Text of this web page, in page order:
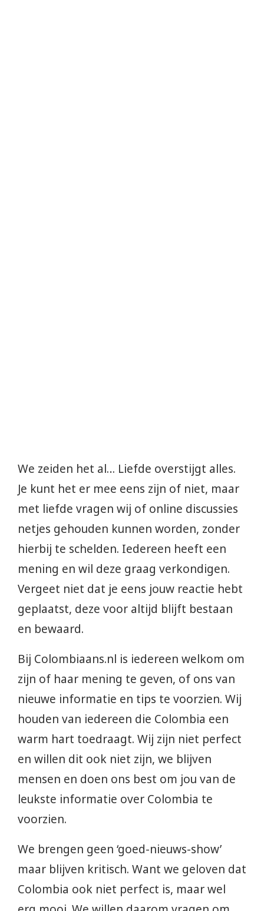
We zeiden het al… Liefde overstijgt alles.
Je kunt het er mee eens zijn of niet, maar
met liefde vragen wij of online discussies
netjes gehouden kunnen worden, zonder
hierbij te schelden. Iedereen heeft een
mening en wil deze graag verkondigen.
Vergeet niet dat je eens jouw reactie hebt
geplaatst, deze voor altijd blijft bestaan
en bewaard.
Bij Colombiaans.nl is iedereen welkom om
zijn of haar mening te geven, of ons van
nieuwe informatie en tips te voorzien. Wij
houden van iedereen die Colombia een
warm hart toedraagt. Wij zijn niet perfect
en willen dit ook niet zijn, we blijven
mensen en doen ons best om jou van de
leukste informatie over Colombia te
voorzien.
We brengen geen ‘goed-nieuws-show’
maar blijven kritisch. Want we geloven dat
Colombia ook niet perfect is, maar wel